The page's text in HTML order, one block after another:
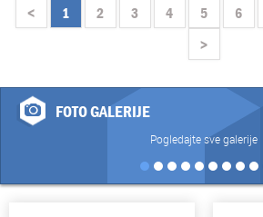
< 1 2 3 4 5 6
>
FOTO GALERIJE
Pogledajte sve galerije